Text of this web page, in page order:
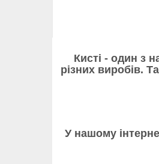
Кисті - один з
різних виробів.
У нашому